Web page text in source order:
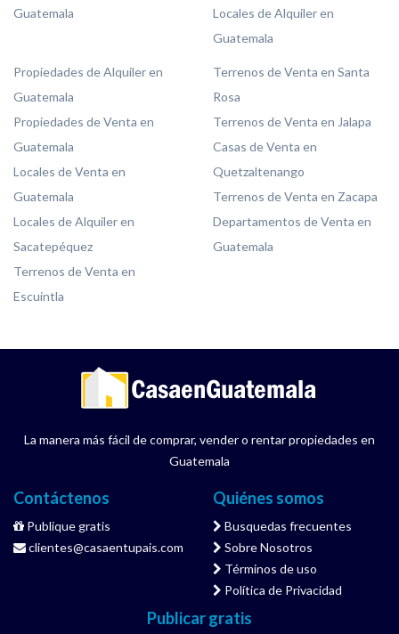
Guatemala
Locales de Alquiler en
Guatemala
Propiedades de Alquiler en
Guatemala
Propiedades de Venta en
Guatemala
Locales de Venta en
Guatemala
Locales de Alquiler en
Sacatepéquez
Terrenos de Venta en
Escuintla
Terrenos de Venta en Santa
Rosa
Terrenos de Venta en Jalapa
Casas de Venta en
Quetzaltenango
Terrenos de Venta en Zacapa
Departamentos de Venta en
Guatemala
La manera más fácil de comprar, vender o rentar propiedades en
Guatemala
Contáctenos
Publique gratis
clientes@casaentupais.com
Quiénes somos
Busquedas frecuentes
Sobre Nosotros
Términos de uso
Política de Privacidad
Publicar gratis